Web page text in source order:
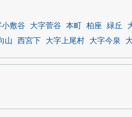
小敷谷 大字菅谷 本町 柏座 緑丘
山 西宮下 大字上尾村 大字今泉